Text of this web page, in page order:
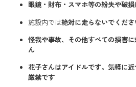
眼鏡・財布・スマホ等の紛失や破
施設内では絶対に走らないでくださ
怪我や事故、その他すべての損害
ん
花子さんはアイドルです。気軽に
厳禁です